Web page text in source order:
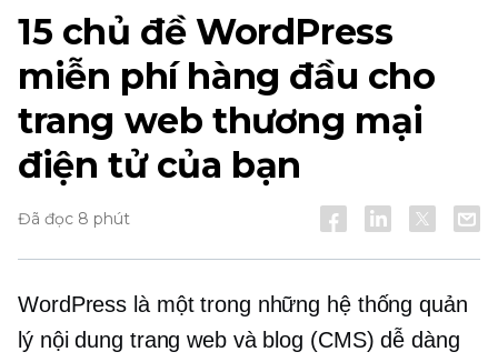
15 chủ đề WordPress
miễn phí hàng đầu cho
trang web thương mại
điện tử của bạn
Đã đọc 8 phút
WordPress là một trong những hệ thống quản
lý nội dung trang web và blog (CMS) dễ dàng